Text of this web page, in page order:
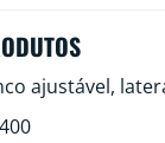
ajustável,